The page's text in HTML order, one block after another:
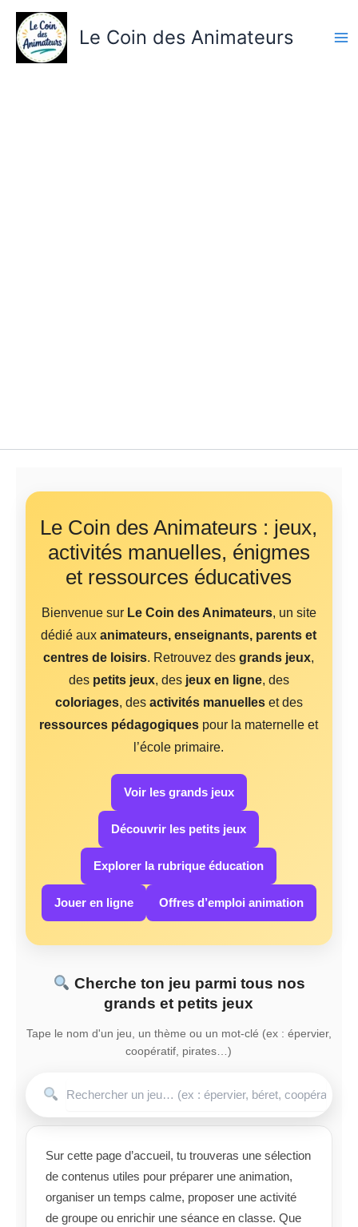
Aller
contenu
Le Coin des Animateurs
Le Coin des Animateurs : jeux,
activités manuelles, énigmes
et ressources éducatives
Bienvenue sur Le Coin des Animateurs, un site
dédié auxanimateurs, enseignants, parents et
centres de loisirs. Retrouvez desgrands jeux,
des petits jeux, des jeux en ligne, des
coloriages, des activités manuelleset des
ressources pédagogiques pour la maternelle et
l’école primaire.
Voir les grands jeux
Découvrir les petits jeux
Explorer la rubrique éducation
Jouer en ligne Offres d’emploi animation
Cherche ton jeu parmi tous nos
grands et petits jeux
Tape le nom d'un jeu, un thème ou un mot-clé (ex : épervier,
coopératif, pirates…)
Sur cette page d’accueil, tu trouveras une sélection
de contenus utiles pour préparer une animation,
organiser un temps calme, proposer une activité
de groupe ou enrichir une séance en classe. Que